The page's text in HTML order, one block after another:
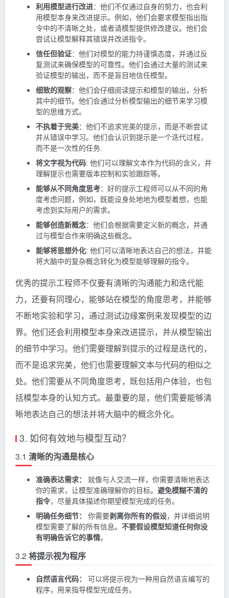
利用模型进行改进：他们不仅通过自身的努力，也会利
用模型本身来改进提示。例如，他们会要求模型指出指
令中的不清晰之处，或者请模型提供修改建议。他们会
尝试让模型解释其错误并改进指令。
信任但验证：他们对模型的能力持谨慎态度，并通过反
复测试来确保模型的可靠性。他们会通过大量的测试来
验证模型的输出，而不是盲目地信任模型。
细致的观察：他们会仔细阅读提示和模型的输出，分析
其中的细节。他们会通过分析模型输出的细节来学习模
型的思维方式。
不执着于完美：他们不追求完美的提示，而是不断尝试
并从错误中学习。他们会认识到提示是一个迭代过程，
而不是一次性的任务.
将文字视为代码: 他们可以理解文本作为代码的含义，并
理解提示也需要版本控制和实验跟踪等。
能够从不同角度思考：好的提示工程师可以从不同的角
度考虑问题，例如，既能设身处地地为模型着想，也能
考虑到实际用户的需求。
能够创造新概念：他们会根据需要定义新的概念，并通
过与模型合作来明确这些概念。
能够将思想外化: 他们可以清晰地表达自己的想法，并能
将大脑中的复杂概念转化为模型能够理解的指令。
优秀的提示工程师不仅要有清晰的沟通能力和迭代能
力，还要有同理心，能够站在模型的角度思考，并能够
不断地实验和学习，通过测试边缘案例来发现模型的边
界。他们还会利用模型本身来改进提示，并从模型输出
的细节中学习。他们需要理解到提示的过程是迭代的，
而不是追求完美，他们也需要理解文本与代码的相似之
处。他们需要从不同角度思考，既包括用户体验，也包
括模型本身的认知方式。最重要的是，他们需要能够清
晰地表达自己的想法并将大脑中的概念外化。
3. 如何有效地与模型互动？
3.1 清晰的沟通是核心
准确表达需求：
就像与人交流一样，你需要清晰地表达
你的需求，让模型准确理解你的目标。 避免模糊不清的
指令，尽量具体描述你期望模型完成的任务。
明确任务细节：
你需要剥离你所有的假设，并详细说明
模型需要了解的所有信息。 不要假设模型知道任何你没
有明确告诉它的事情。
3.2 将提示视为程序
自然语言代码：
可以将提示视为一种用自然语言编写的
程序，用来指导模型完成任务。